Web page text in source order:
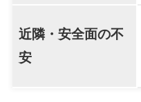
近隣・安全面の不
安